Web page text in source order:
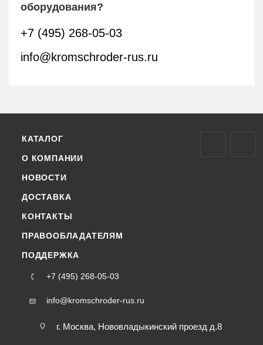
оборудования?
+7 (495) 268-05-03
info@kromschroder-rus.ru
КАТАЛОГ
О КОМПАНИИ
НОВОСТИ
ДОСТАВКА
КОНТАКТЫ
ПРАВООБЛАДАТЕЛЯМ
ПОДДЕРЖКА
+7 (495) 268-05-03
info@kromschroder-rus.ru
г. Москва, Нововладыкинский проезд д.8